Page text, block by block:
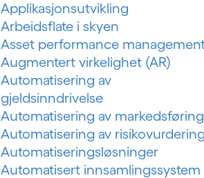
Applikasjonsutvikling
Arbeidsflate i skyen
Asset performance
Augmentert virkelighet (AR)
Automatisering av
gjeldsinndrivelse
Automatisering av markedsføring
Automatisering av risikovurdering
Automatiseringsløsninger
Automatisert innsamlingssystem